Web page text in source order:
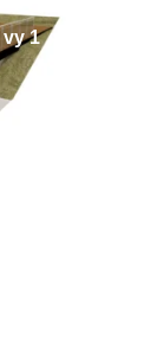
1